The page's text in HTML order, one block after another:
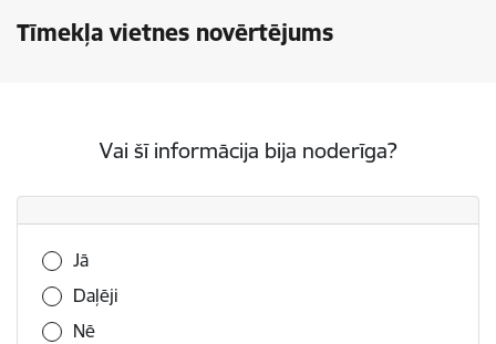
Tīmekļa vietnes novērtējums
Vai šī informācija bija noderīga?
Vai šī informācija bija noderīga?
Jā
Daļēji
Nē